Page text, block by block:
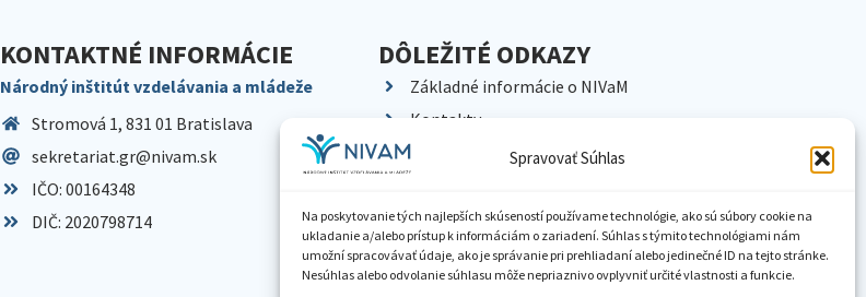
Spravovať Súhlas
Na poskytovanie tých najlepších skúseností používame technológie, ako sú súbory cookie na
ukladanie a/alebo prístup k informáciám o zariadení. Súhlas s týmito technológiami nám
umožní spracovávať údaje, ako je správanie pri prehliadaní alebo jedinečné ID na tejto stránke.
Nesúhlas alebo odvolanie súhlasu môže nepriaznivo ovplyvniť určité vlastnosti a funkcie.
KONTAKTNÉ INFORMÁCIE
Národný inštitút vzdelávania a mládeže
Stromová 1, 831 01 Bratislava
sekretariat.gr@nivam.sk
IČO: 00164348
DIČ: 2020798714
DÔLEŽITÉ ODKAZY
Základné informácie o NIVaM
Kontakty
Kariéra
Pracoviská NIVaM
Dokumenty inštitúcie
Knižnica